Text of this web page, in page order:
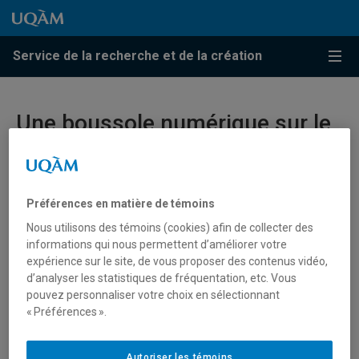
Passer au contenu
Accéder au menu principal
Accéder à la recherche
Passer au contenu
Accéder au menu principal
Service de la recherche et de la création
Menu
Une boussole numérique sur le
cyberharcèlement envers les
journalistes
nationale des communications et de la culture.
Le professeur du Département de didactique Stéphane
Villeneuve s’intéresse au cyberharcèlement vécu par les
journalistes depuis quelques années déjà. Le
50 % des travailleuses et travailleurs de l’information
Préférences en matière de témoins
Nous utilisons des témoins (cookies) afin de collecter des
informations qui nous permettent d’améliorer votre
expérience sur le site, de vous proposer des contenus vidéo,
d’analyser les statistiques de fréquentation, etc. Vous
pouvez personnaliser votre choix en sélectionnant
« Préférences ».